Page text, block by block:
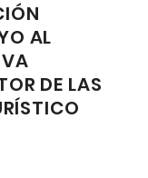
AL
DE LAS